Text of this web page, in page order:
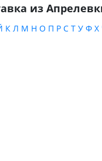
из
К Л М Н О П Р С Т У Ф Х